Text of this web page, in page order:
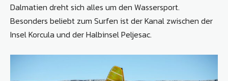
Dalmatien dreht sich alles um den Wassersport.
Besonders beliebt zum Surfen ist der Kanal zwischen der
Insel Korcula und der Halbinsel Peljesac.